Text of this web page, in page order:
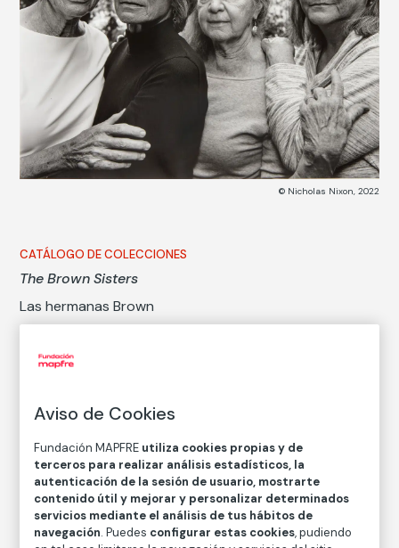
© Nicholas Nixon, 2022
CATÁLOGO DE COLECCIONES
The Brown Sisters
Las hermanas Brown
Nicholas Nixon
Copia en papel baritado con emulsión de gelatina y
Medidas
Medidas mancha: 41,5 x 57,1 cm
Medidas papel: 50,8 x 61 cm
Inventario
Aviso de Cookies
Fundación MAPFRE utiliza cookies propias y de
terceros para realizar análisis estadísticos, la
autenticación de la sesión de usuario, mostrarte
contenido útil y mejorar y personalizar determinados
servicios mediante el análisis de tus hábitos de
navegación. Puedes configurar estas cookies, pudiendo